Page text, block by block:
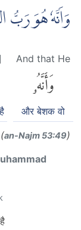
وَاَنَّهٗ هُوَ رَبُّ
And that He
وَأَنَّهُۥ
और बेशक वो
(an-Najm 53:49)